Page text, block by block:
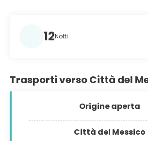
12Notti
Trasporti verso Città del
Origine aperta
Città del Messico